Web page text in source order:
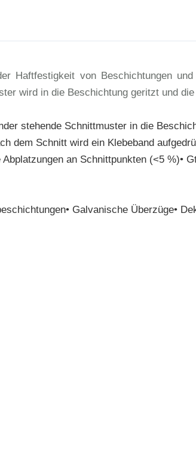
Haftfestigkeit von Beschichtungen
wird in die Beschichtung geritzt und
stehende Schnittmuster in die
dem Schnitt wird ein Klebeband
an Schnittpunkten (<5 %)•
Galvanische Überzüge•